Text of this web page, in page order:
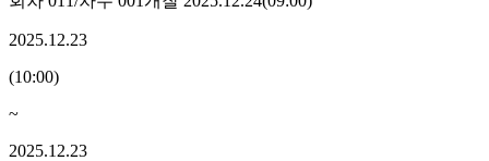
2025.12.23
(10:00)
~
2025.12.23